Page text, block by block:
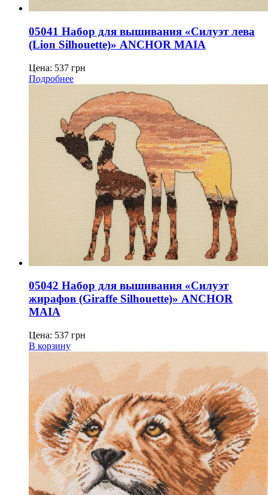
05041 Набор для вышивания «Силуэт лева
(Lion Silhouette)» ANCHOR MAIA
Цена: 537 грн
Подробнее
05042 Набор для вышивания «Силуэт
жирафов (Giraffe Silhouette)» ANCHOR
MAIA
Цена: 537 грн
В корзину